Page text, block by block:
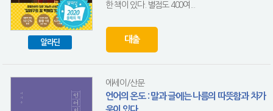
알라딘
한 책이 있다. 별점도 400여...
대출
에세이/산문
언어의 온도 : 말과 글에는 나름의 따뜻함과 차가